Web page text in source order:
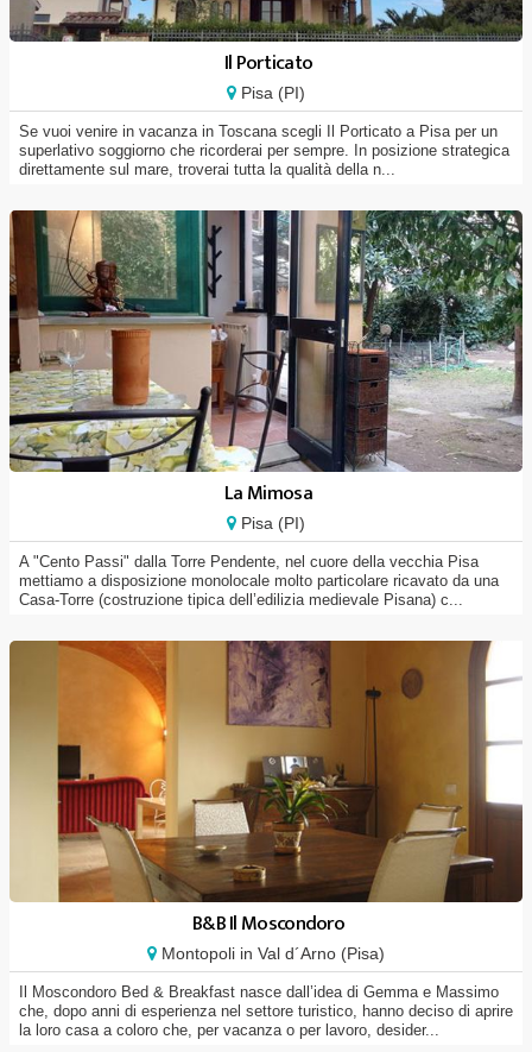
Il Porticato
Pisa (PI)
Se vuoi venire in vacanza in Toscana scegli Il Porticato a Pisa per un
superlativo soggiorno che ricorderai per sempre. In posizione strategica
direttamente sul mare, troverai tutta la qualità della n...
La Mimosa
Pisa (PI)
A "Cento Passi" dalla Torre Pendente, nel cuore della vecchia Pisa
mettiamo a disposizione monolocale molto particolare ricavato da una
Casa-Torre (costruzione tipica dell’edilizia medievale Pisana) c...
B&B Il Moscondoro
Montopoli in Val d´Arno (Pisa)
Il Moscondoro Bed & Breakfast nasce dall’idea di Gemma e Massimo
che, dopo anni di esperienza nel settore turistico, hanno deciso di aprire
la loro casa a coloro che, per vacanza o per lavoro, desider...